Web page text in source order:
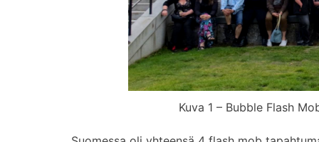
Kuva 1 – Bubble Flash